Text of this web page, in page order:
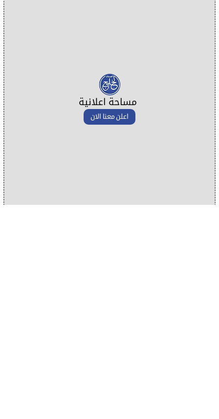
مساحة اعلانية
اعلن معنا الان